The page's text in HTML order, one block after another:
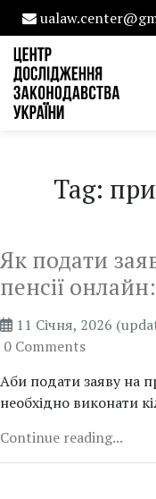
Tag:
Як подати
пенсії
11 Січня, 2026
0 Comments
Аби подати заяву на
необхідно виконати
Continue reading...